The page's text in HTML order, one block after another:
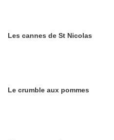
Les cannes de St Nicolas
Le crumble aux pommes